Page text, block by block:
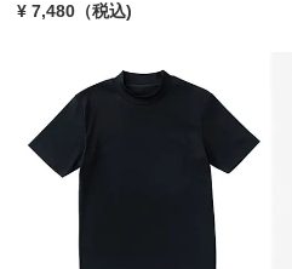
¥ 7,480（税込)